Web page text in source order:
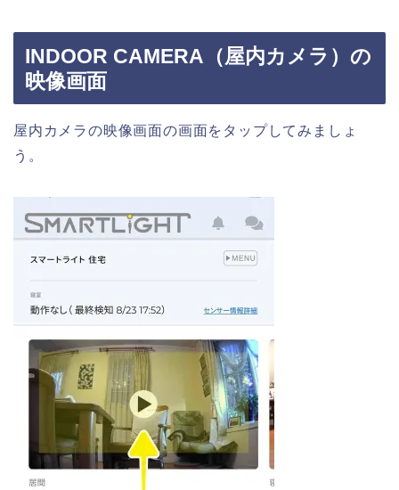
INDOOR CAMERA（屋内カメラ）の
映像画面
屋内カメラの映像画面の画面をタップしてみましょ
う。